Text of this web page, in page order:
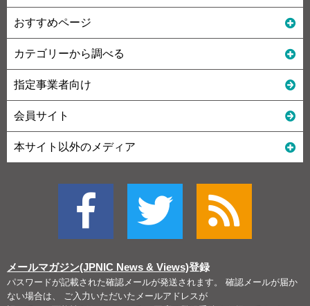
おすすめページ
カテゴリーから調べる
指定事業者向け
会員サイト
本サイト以外のメディア
メールマガジン(JPNIC News & Views)登録
パスワードが記載された確認メールが発送されます。 確認メールが届か
ない場合は、 ご入力いただいたメールアドレスが